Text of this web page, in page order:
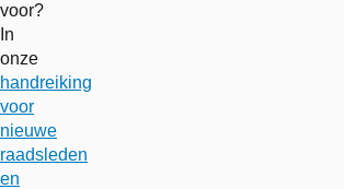
voor?
In
onze
handreiking
voor
nieuwe
raadsleden
en